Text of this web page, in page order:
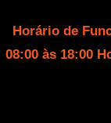
Horário de
08:00 às 18:00